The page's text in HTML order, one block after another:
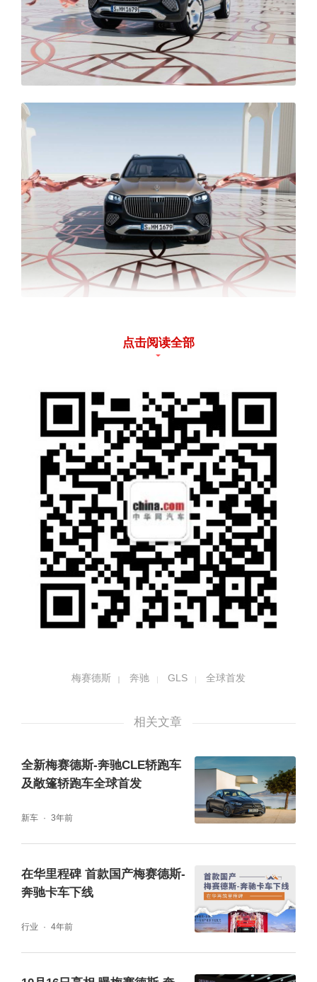
志性竖直格栅设计，车头下方两侧进气口处数
显精致细节。新增带高光饰面的23英寸迈巴赫
经典锻造轮毂，令整车极具品牌辨识度。标配
的动态迈巴赫徽标迎宾灯投射于车身两侧，非
常具有质感。
新款梅赛德斯-AMG GLS 63 4MATIC+以AMG
家族徽章取代引擎盖上三叉星徽，与AMG家族
式垂瀑式格栅、可投射动态“AMG”铭牌字样全
新迎宾投影灯相得益彰。新款梅赛德斯-AMG
金属漆+23英寸锻造轮毂中红色制动卡钳释放
运动气息。并且，其还新增多款内饰配色与A
点击阅读全部
梅赛德斯 奔驰 GLS 全球首发
相关文章
全新梅赛德斯-奔驰CLE轿跑车
及敞篷轿跑车全球首发
新车 3年前
在华里程碑 首款国产梅赛德斯-
奔驰卡车下线
行业 4年前